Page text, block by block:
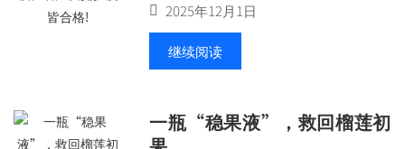
2025年12月1日
继续阅读
一瓶“稳果液”，救回榴莲初